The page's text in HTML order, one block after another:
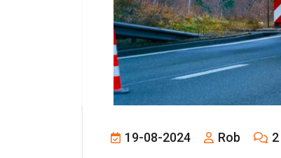
19-08-2024 Rob 2